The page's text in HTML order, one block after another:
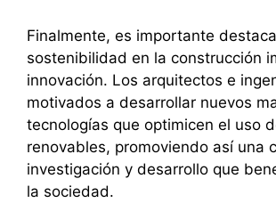
Finalmente, es importante
sostenibilidad en la construcción
innovación. Los arquitectos e
motivados a desarrollar nuevos
tecnologías que optimicen el uso
renovables, promoviendo así una
investigación y desarrollo que
la sociedad.